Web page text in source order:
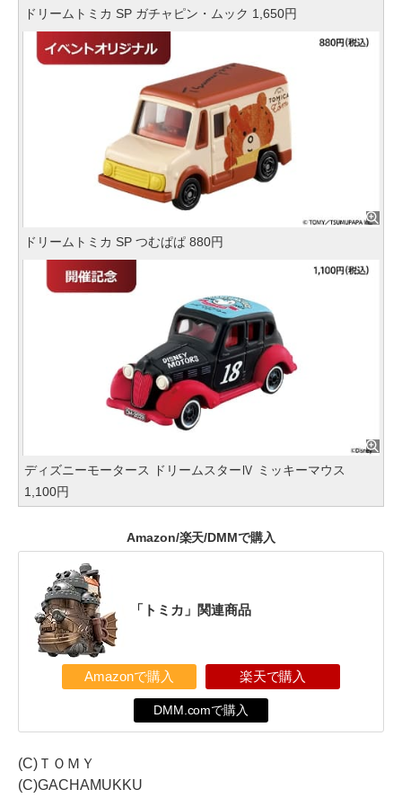
ドリームトミカ SP ガチャピン・ムック 1,650円
ドリームトミカ SP つむぱぱ 880円
ディズニーモータース ドリームスターⅣ ミッキーマウス
1,100円
Amazon/楽天/DMMで購入
「トミカ」関連商品
Amazonで購入 楽天で購入
DMM.comで購入
(C)ＴＯＭＹ
(C)GACHAMUKKU